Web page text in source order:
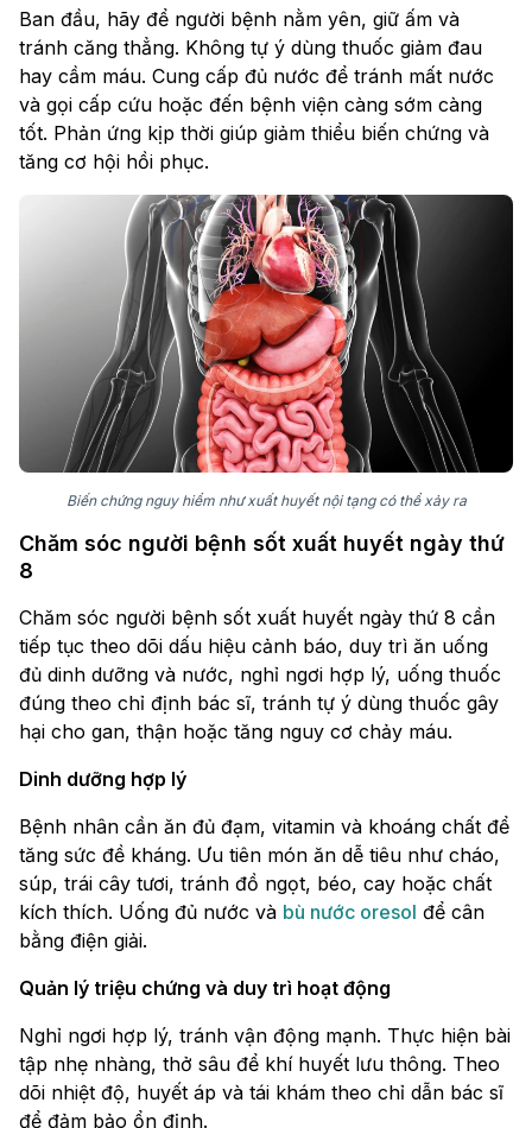
Ban đầu, hãy để người bệnh nằm yên, giữ ấm và
tránh căng thẳng. Không tự ý dùng thuốc giảm đau
hay cầm máu. Cung cấp đủ nước để tránh mất nước
và gọi cấp cứu hoặc đến bệnh viện càng sớm càng
tốt. Phản ứng kịp thời giúp giảm thiểu biến chứng và
tăng cơ hội hồi phục.
Biến chứng nguy hiểm như xuất huyết nội tạng có thể xảy ra
Chăm sóc người bệnh sốt xuất huyết ngày thứ
8
Chăm sóc người bệnh sốt xuất huyết ngày thứ 8 cần
tiếp tục theo dõi dấu hiệu cảnh báo, duy trì ăn uống
đủ dinh dưỡng và nước, nghỉ ngơi hợp lý, uống thuốc
đúng theo chỉ định bác sĩ, tránh tự ý dùng thuốc gây
hại cho gan, thận hoặc tăng nguy cơ chảy máu.
Dinh dưỡng hợp lý
Bệnh nhân cần ăn đủ đạm, vitamin và khoáng chất để
tăng sức đề kháng. Ưu tiên món ăn dễ tiêu như cháo,
súp, trái cây tươi, tránh đồ ngọt, béo, cay hoặc chất
kích thích. Uống đủ nước và bù nước oresol để cân
bằng điện giải.
Quản lý triệu chứng và duy trì hoạt động
Nghỉ ngơi hợp lý, tránh vận động mạnh. Thực hiện bài
tập nhẹ nhàng, thở sâu để khí huyết lưu thông. Theo
dõi nhiệt độ, huyết áp và tái khám theo chỉ dẫn bác sĩ
để đảm bảo ổn định.